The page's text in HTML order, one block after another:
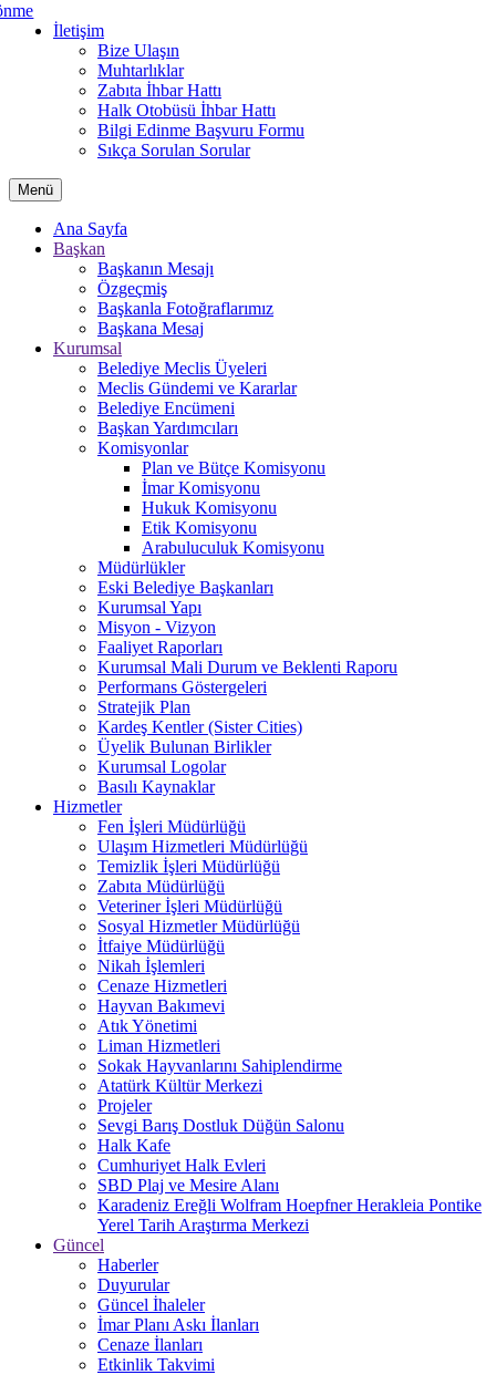
İletişim
Bize Ulaşın
Muhtarlıklar
Zabıta İhbar Hattı
Halk Otobüsü İhbar Hattı
Bilgi Edinme Başvuru Formu
Sıkça Sorulan Sorular
Menü
Ana Sayfa
Başkan
Başkanın Mesajı
Özgeçmiş
Başkanla Fotoğraflarımız
Başkana Mesaj
Kurumsal
Belediye Meclis Üyeleri
Meclis Gündemi ve Kararlar
Belediye Encümeni
Başkan Yardımcıları
Komisyonlar
Plan ve Bütçe Komisyonu
İmar Komisyonu
Hukuk Komisyonu
Etik Komisyonu
Arabuluculuk Komisyonu
Müdürlükler
Eski Belediye Başkanları
Kurumsal Yapı
Misyon - Vizyon
Faaliyet Raporları
Kurumsal Mali Durum ve Beklenti Raporu
Performans Göstergeleri
Stratejik Plan
Kardeş Kentler (Sister Cities)
Üyelik Bulunan Birlikler
Kurumsal Logolar
Basılı Kaynaklar
Hizmetler
Fen İşleri Müdürlüğü
Ulaşım Hizmetleri Müdürlüğü
Temizlik İşleri Müdürlüğü
Zabıta Müdürlüğü
Veteriner İşleri Müdürlüğü
Sosyal Hizmetler Müdürlüğü
İtfaiye Müdürlüğü
Nikah İşlemleri
Cenaze Hizmetleri
Hayvan Bakımevi
Atık Yönetimi
Liman Hizmetleri
Sokak Hayvanlarını Sahiplendirme
Atatürk Kültür Merkezi
Projeler
Sevgi Barış Dostluk Düğün Salonu
Halk Kafe
Cumhuriyet Halk Evleri
SBD Plaj ve Mesire Alanı
Karadeniz Ereğli Wolfram Hoepfner Herakleia Pontike
Yerel Tarih Araştırma Merkezi
Güncel
Haberler
Duyurular
Güncel İhaleler
İmar Planı Askı İlanları
Cenaze İlanları
Etkinlik Takvimi